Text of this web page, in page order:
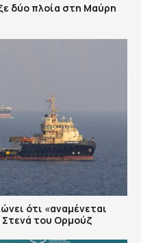
δύο πλοία στη Μαύρη
ότι «αναμένεται
του Ορμούζ